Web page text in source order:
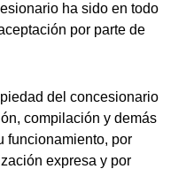
ha sido en todo
por parte de
del concesionario
compilación y demás
funcionamiento, por
expresa y por